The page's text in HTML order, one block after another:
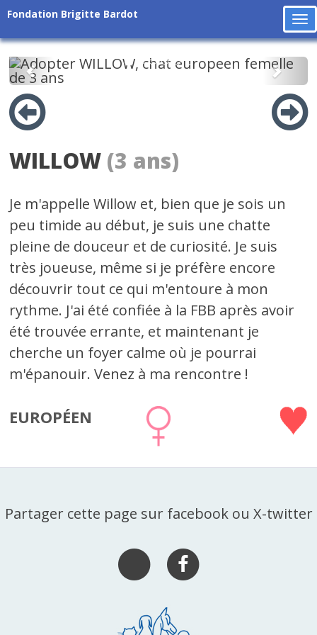
Fondation Brigitte Bardot
Précédent
WILLOW (3 ans)
Je m'appelle Willow et, bien que je sois un
peu timide au début, je suis une chatte
pleine de douceur et de curiosité. Je suis
très joueuse, même si je préfère encore
découvrir tout ce qui m'entoure à mon
rythme. J'ai été confiée à la FBB après avoir
été trouvée errante, et maintenant je
cherche un foyer calme où je pourrai
m'épanouir. Venez à ma rencontre !
EUROPÉEN
Partager cette page sur facebook ou X-twitter